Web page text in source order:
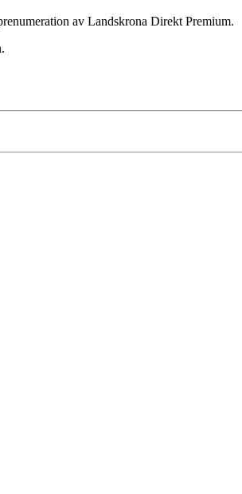
av Landskrona Direkt Premium.